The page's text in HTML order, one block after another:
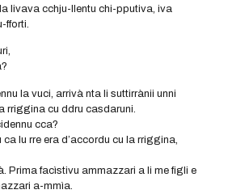
livava cchju-llentu chi-pputiva, iva
fforti.
la vuci, arrivà nta li suttirrànii unni
rriggina cu ddru casdaruni.
cca?
lu rre era d’accordu cu la rriggina,
Prima facìstivu ammazzari a li me figli e
a-mmìa.